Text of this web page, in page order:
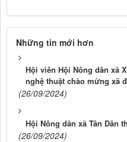
Những tin mới hơn
Hội viên Hội Nông dân xã
nghệ thuật chào mừng xã
(26/09/2024)
Hội Nông dân xã Tân Dân
(26/09/2024)